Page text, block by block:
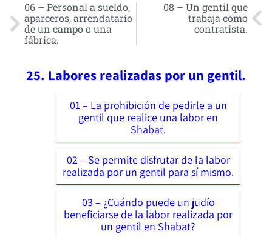
06 – Personal a sueldo,
aparceros, arrendatario
de un campo o una
fábrica.
08 – Un gentil que
trabaja como
contratista.
25. Labores realizadas por un gentil.
01 – La prohibición de pedirle a un
gentil que realice una labor en
Shabat.
02 – Se permite disfrutar de la labor
realizada por un gentil para sí mismo.
03 – ¿Cuándo puede un judío
beneficiarse de la labor realizada por
un gentil en Shabat?